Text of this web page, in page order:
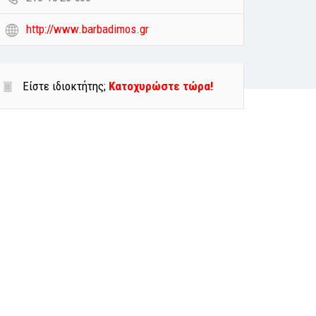
http://www.barbadimos.gr
Είστε ιδιοκτήτης; Κατοχυρώστε τώρα!